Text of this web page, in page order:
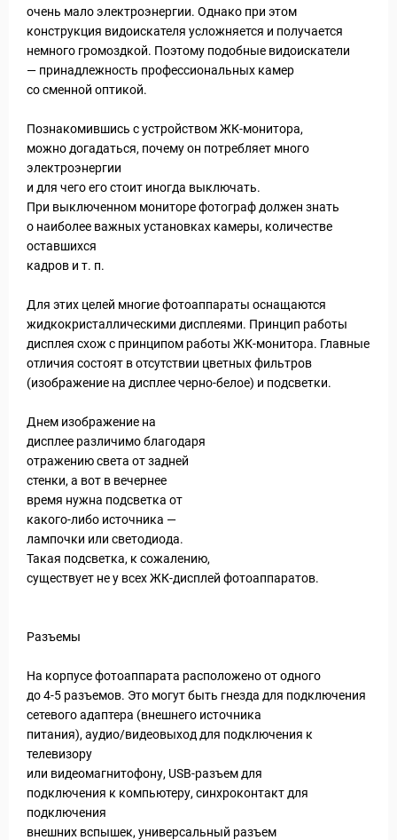
Service Дахаб
очень мало электроэнергии. Однако при этом
конструкция видоискателя усложняется и получается
немного громоздкой. Поэтому подобные видоискатели
— принадлежность профессиональных камер
со сменной оптикой.
Познакомившись с устройством ЖК-монитора,
можно догадаться, почему он потребляет много
электроэнергии
и для чего его стоит иногда выключать.
При выключенном мониторе фотограф должен знать
о наиболее важных установках камеры, количестве
оставшихся
кадров и т. п.
Для этих целей многие фотоаппараты оснащаются
жидкокристаллическими дисплеями. Принцип работы
дисплея схож с принципом работы ЖК-монитора. Главные
отличия состоят в отсутствии цветных фильтров
(изображение на дисплее черно-белое) и подсветки.
Днем изображение на
дисплее различимо благодаря
отражению света от задней
стенки, а вот в вечернее
время нужна подсветка от
какого-либо источника —
лампочки или светодиода.
Такая подсветка, к сожалению,
существует не у всех ЖК-дисплей фотоаппаратов.
Разъемы
На корпусе фотоаппарата расположено от одного
до 4-5 разъемов. Это могут быть гнезда для подключения
сетевого адаптера (внешнего источника
питания), аудио/видеовыход для подключения к
телевизору
или видеомагнитофону, USB-разъем для
подключения к компьютеру, синхроконтакт для
подключения
внешних вспышек, универсальный разъем